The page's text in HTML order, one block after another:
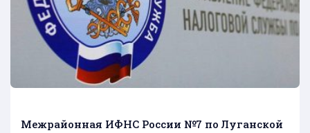
Межрайонная ИФНС России №7 по Луганской